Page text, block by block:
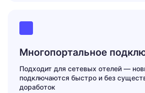
Многопортальное
Подходит для сетевых отелей —
подключаются быстро и без
доработок